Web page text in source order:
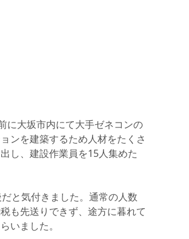
に大坂市内にて大手ゼネコンの
ンを建築するため人材をたくさ
し、建設作業員を15人集めた
と気付きました。通常の人数
も先送りできず、途方に暮れて
いました。